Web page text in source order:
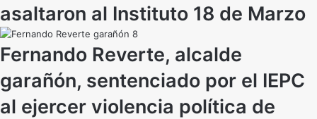
asaltaron al Instituto 18 de Marzo
Fernando Reverte, alcalde
garañón, sentenciado por el IEPC
al ejercer violencia política de